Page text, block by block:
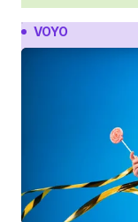
VOYO